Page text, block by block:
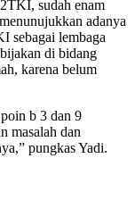
sudah enam
adanya
sebagai lembaga
di bidang
karena belum
b 3 dan 9
masalah dan
pungkas Yadi.